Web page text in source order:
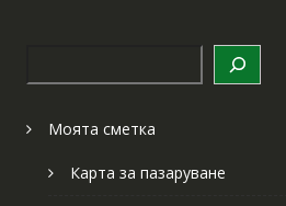
Моята сметка
Карта за пазаруване